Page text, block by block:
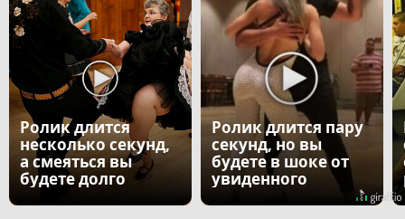
Ролик длится
несколько секунд,
а смеяться вы
будете долго
Ролик длится пару
секунд, но вы
будете в шоке от
увиденного